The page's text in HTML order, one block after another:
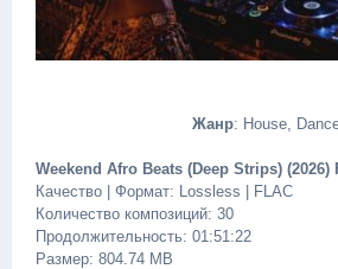
Жанр: House,
Weekend Afro Beats (Deep Strips) (2026)
Качество | Формат: Lossless | FLAC
Количество композиций: 30
Продолжительность: 01:51:22
Размер: 804.74 MB